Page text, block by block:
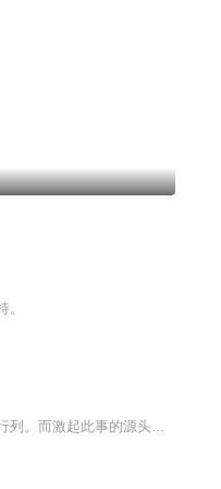
【内容简介】西游百年后，一朝入轮回。被鸿蒙法宝囚禁的孙悟空，不幸被划入轮回转世的行列。而激起此事的源头，竟是他碰巧听到了神佛间的灭世阴谋。转世为人，再塑金身，一切从头再来，只为戳破那阴谋，拯救这脆弱的人间。天神至高无上的权威并非不可侵犯...